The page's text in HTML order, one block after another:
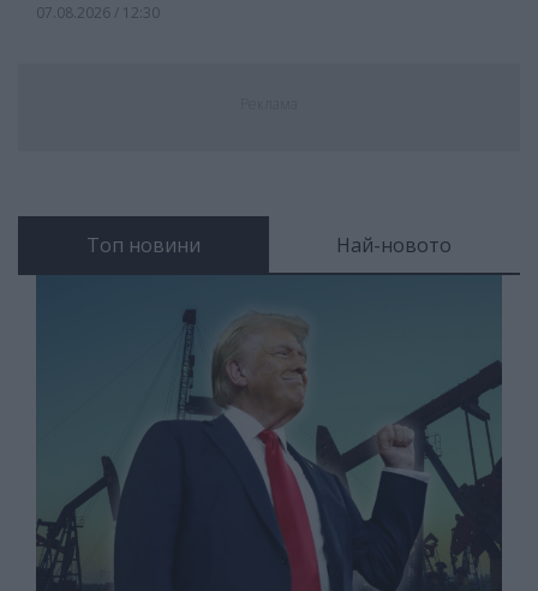
07.08.2026 / 12:30
Топ новини Най-новото